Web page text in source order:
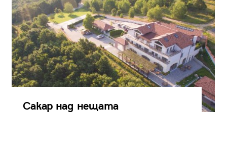
Сакар над нещата